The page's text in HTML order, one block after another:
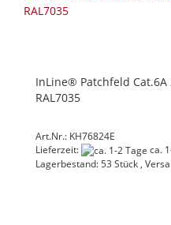
InLine® Patchfeld
RAL7035
Art.Nr.: KH76824E
Lieferzeit:
ca.
Lagerbestand: 53 Stück ,